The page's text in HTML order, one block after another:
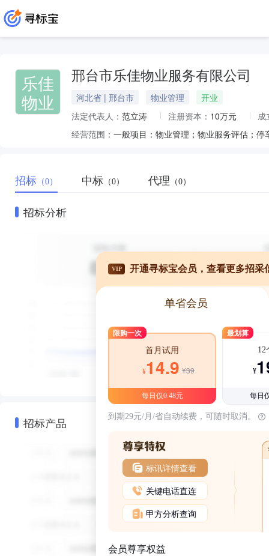
乐佳
物业
邢台市乐佳物业服务有限公司
河北省 | 邢台市 物业管理
开业
法定代表人： 范立涛 注册资本： 10万元
成
经营范围：
招标 （0） 中标 （0） 代理 （0）
招标分析
招标产品
VIP 开通寻标宝会员，查看更多招采
单省会员
限购一次
首月试用
¥14.9 ¥39
每日仅0.48元
最划算
12
¥
每日
到期29元/月/省自动续费，可随时取消。
标讯详情查看
关键电话直连
甲方分析查询
会员尊享权益